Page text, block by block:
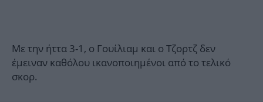
Με την ήττα 3-1, ο Γουίλιαμ και ο Τζορτζ δεν
έμειναν καθόλου ικανοποιημένοι από το τελικό
σκορ.